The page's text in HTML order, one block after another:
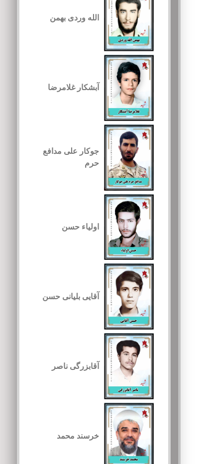
الله وردی بهمن
آبشکار غلامرضا
جوکار علی مدافع
حرم
اولیاء حسن
آقایی بلیانی حسن
آقابزرگی ناصر
خرسند محمد